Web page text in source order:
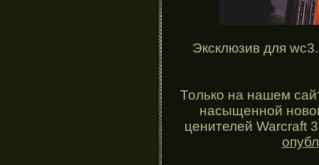
Эксклюзив для
Только на нашем
насыщенной
ценителей Warcraft